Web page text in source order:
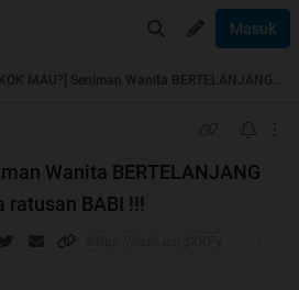
Masuk
Wanita BERTELANJANG
BABI !!!